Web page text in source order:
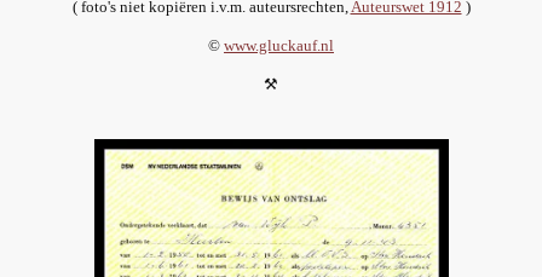
( foto's niet kopiëren i.v.m. auteursrechten,Auteurswet 1912 )
© www.gluckauf.nl
⚒